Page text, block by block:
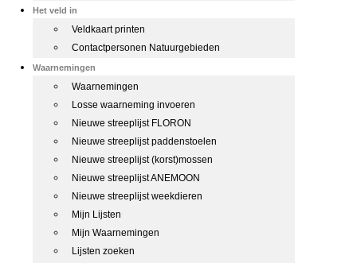
Het veld in
Veldkaart printen
Contactpersonen Natuurgebieden
Waarnemingen
Waarnemingen
Losse waarneming invoeren
Nieuwe streeplijst FLORON
Nieuwe streeplijst paddenstoelen
Nieuwe streeplijst (korst)mossen
Nieuwe streeplijst ANEMOON
Nieuwe streeplijst weekdieren
Mijn Lijsten
Mijn Waarnemingen
Lijsten zoeken